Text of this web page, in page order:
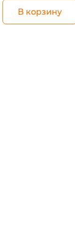
В корзину